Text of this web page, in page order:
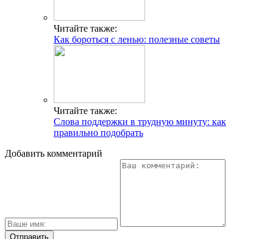
Читайте также:
Как бороться с ленью: полезные советы
Читайте также:
Слова поддержки в трудную минуту: как
правильно подобрать
Добавить комментарий